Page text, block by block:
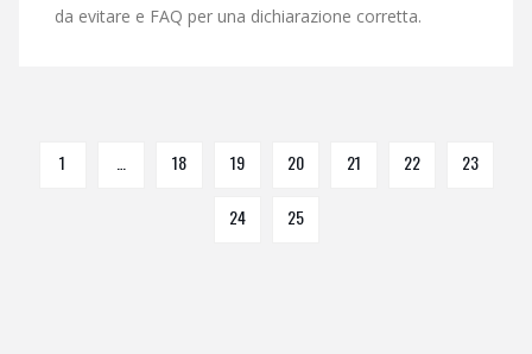
da evitare e FAQ per una dichiarazione corretta.
1 18 19 20 21 22 23
24 25